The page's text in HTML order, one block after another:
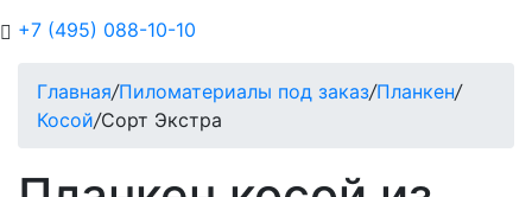
+7 (495) 088-10-10
Главная/Пиломатериалы под заказ/Планкен/
Косой/Сорт Экстра